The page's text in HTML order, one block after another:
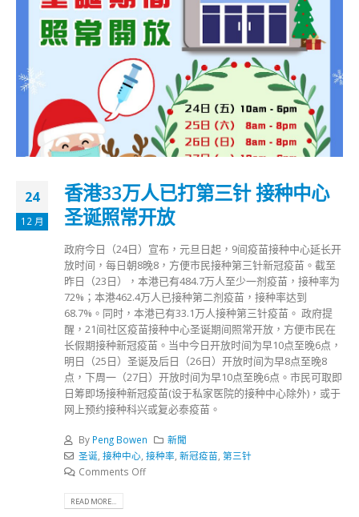
24
12 月
香港33万人已打第三针 接种中心
圣诞照常开放
政府今日（24日）宣布，元旦日起，9间疫苗接种中心延长开
放时间，每日朝8晚8，方便市民接种第三针新冠疫苗。截至
昨日（23日），本港已有484.7万人至少一剂疫苗，接种率为
72%；本港462.4万人已接种第二剂疫苗，接种率达到
68.7%。同时，本港已有33.1万人接种第三针疫苗。 政府提
醒，21间社区疫苗接种中心圣诞期间照常开放，方便市民在
长假期接种新冠疫苗。当中今日开放时间为早10点至晚6点，
明日（25日）圣诞及后日（26日）开放时间为早8点至晚8
点，下周一（27日）开放时间为早10点至晚6点。市民可取即
日筹即场接种新冠疫苗(设于私家医院的接种中心除外)，或于
网上预约接种科兴或复必泰疫苗。
By Peng Bowen
新聞
圣诞, 接种中心, 接种率, 新冠疫苗, 第三针
Comments Off
READ MORE...